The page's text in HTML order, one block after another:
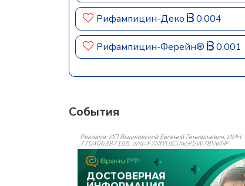
Рифампицин-Деко 0.004
Рифампицин-Ферейн® 0.001
События
Реклама: ИП Вышковский Евгений Геннадьевич, ИНН
770406387105, erid=F7NfYUJCUneP5W78VwNF